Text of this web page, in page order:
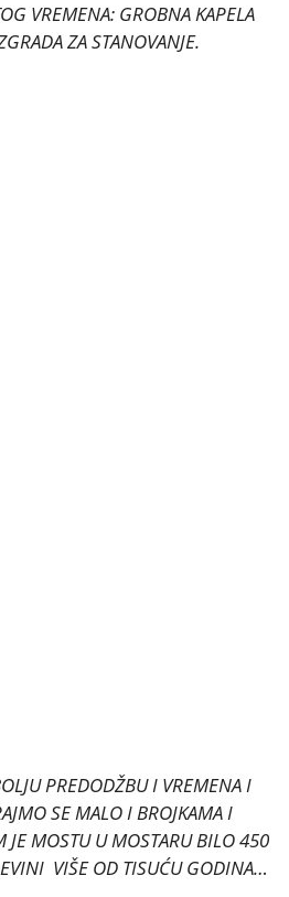
VREMENA: GROBNA KAPELA
ZA STANOVANJE.
PREDODŽBU I VREMENA I
SE MALO I BROJKAMA I
JE MOSTU U MOSTARU BILO 450
VIŠE OD TISUĆU GODINA…